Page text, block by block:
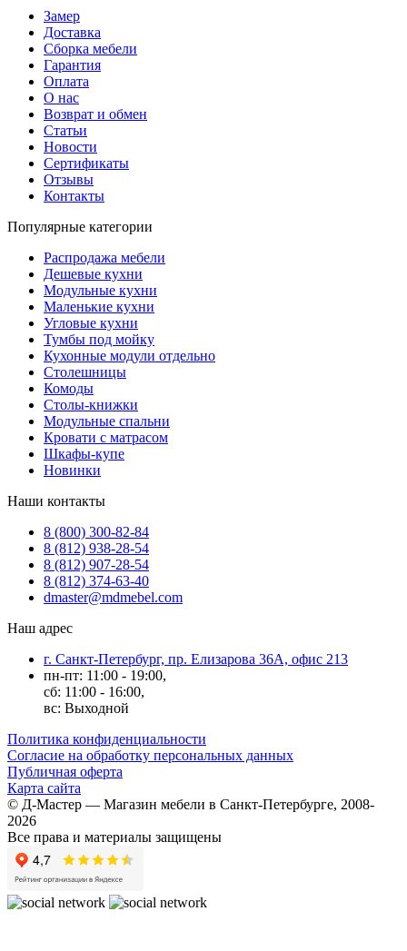
Замер
Доставка
Сборка мебели
Гарантия
Оплата
О нас
Возврат и обмен
Статьи
Новости
Сертификаты
Отзывы
Контакты
Популярные категории
Распродажа мебели
Дешевые кухни
Модульные кухни
Маленькие кухни
Угловые кухни
Тумбы под мойку
Кухонные модули отдельно
Столешницы
Комоды
Столы-книжки
Модульные спальни
Кровати с матрасом
Шкафы-купе
Новинки
Наши контакты
8 (800) 300-82-84
8 (812) 938-28-54
8 (812) 907-28-54
8 (812) 374-63-40
dmaster@mdmebel.com
Наш адрес
г. Санкт-Петербург, пр. Елизарова 36А, офис 213
пн-пт: 11:00 - 19:00,
сб: 11:00 - 16:00,
вс: Выходной
Политика конфиденциальности
Согласие на обработку персональных данных
Публичная оферта
Карта сайта
© Д-Мастер — Магазин мебели в Санкт-Петербурге, 2008-
2026
Все права и материалы защищены